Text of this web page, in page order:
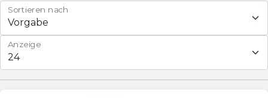
Sortieren nach
Anzeige